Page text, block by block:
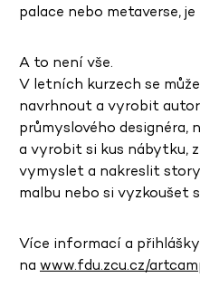
palace nebo metaverse,
A to není vše.
V letních kurzech se
navrhnout a vyrobit
průmyslového designéra,
a vyrobit si kus nábytku,
vymyslet a nakreslit
malbu nebo si vyzkoušet
Více informací a přihlášky
na www.fdu.zcu.cz/